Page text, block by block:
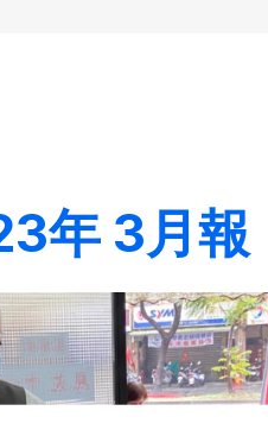
年 3月報